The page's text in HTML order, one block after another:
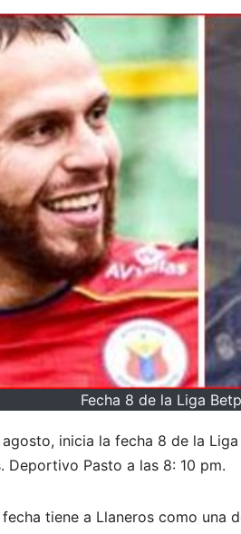
Fecha 8 de la Liga
inicia la fecha 8 de la
Deportivo Pasto a las 8: 10 pm.
fecha tiene a Llaneros como una